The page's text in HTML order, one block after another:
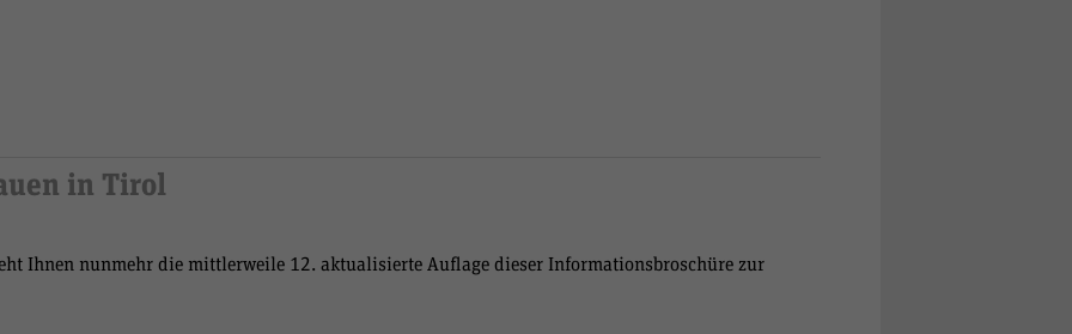
in Tirol
Ihnen nunmehr die mittlerweile 12. aktualisierte Auflage dieser Informationsbroschüre zur